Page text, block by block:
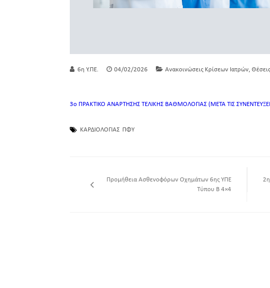
6η Υ.ΠΕ. 04/02/2026 Ανακοινώσεις Κρίσεων Ιατρών,
3ο ΠΡΑΚΤΙΚΟ ΑΝΑΡΤΗΣΗΣ ΤΕΛΙΚΗΣ ΒΑΘΜΟΛΟΓΙΑΣ (ΜΕΤΑ ΤΙΣ
ΚΑΡΔΙΟΛΟΓΙΑΣ ΠΦΥ
Προμήθεια Ασθενοφόρων Οχημάτων 6ης ΥΠΕ
Τύπου Β 4×4